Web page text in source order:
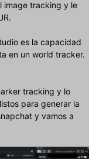
image tracking y le
es la capacidad
en un world tracker.
tracking y lo
para generar la
y vamos a